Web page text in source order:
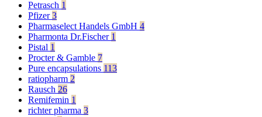
Petrasch 1
Pfizer3
Pharmaselect Handels GmbH 4
Pharmonta Dr.Fischer 1
Pistal 1
Procter & Gamble 7
Pure encapsulations 113
ratiopharm 2
Rausch 26
Remifemin 1
richter pharma 3